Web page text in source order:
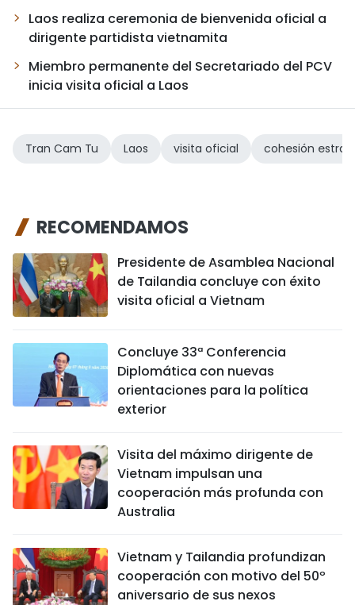
Laos realiza ceremonia de bienvenida oficial a
dirigente partidista vietnamita
Miembro permanente del Secretariado del PCV
inicia visita oficial a Laos
Tran Cam Tu Laos visita oficial cohesión
RECOMENDAMOS
Presidente de Asamblea Nacional
de Tailandia concluye con éxito
visita oficial a Vietnam
Concluye 33ª Conferencia
Diplomática con nuevas
orientaciones para la política
exterior
Visita del máximo dirigente de
Vietnam impulsan una
cooperación más profunda con
Australia
Vietnam y Tailandia profundizan
cooperación con motivo del 50º
aniversario de sus nexos